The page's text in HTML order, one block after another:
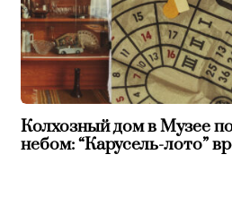
Колхозный дом в Музее
небом: “Карусель-лото”